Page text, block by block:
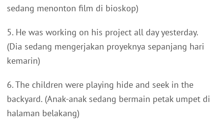
sedang menonton film di bioskop)
5. He was working on his project all day yesterday.
(Dia sedang mengerjakan proyeknya sepanjang hari
kemarin)
6. The children were playing hide and seek in the
backyard. (Anak-anak sedang bermain petak umpet di
halaman belakang)